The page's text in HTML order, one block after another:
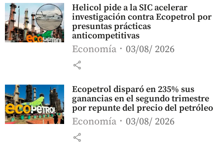
Helicol pide a la SIC acelerar
investigación contra Ecopetrol por
presuntas prácticas
anticompetitivas
Economía 03/08/ 2026
share
Ecopetrol disparó en 235% sus
ganancias en el segundo trimestre
por repunte del precio del petróleo
Economía 03/08/ 2026
share